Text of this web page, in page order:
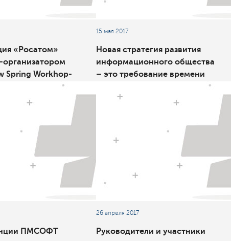
«Росатом»
организатором
Spring Workhop-
15 мая 2017
Новая стратегия развития
информационного общества
– это требование времени
ПМСОФТ
26 апреля 2017
Руководители и участники